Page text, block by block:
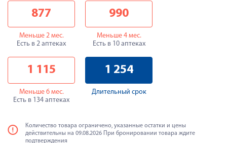
877
Меньше 2 мес.
Есть в 2 аптеках
990
Меньше 4 мес.
Есть в 10 аптеках
1 115
Меньше 6 мес.
Есть в 134 аптеках
1 254
Длительный срок
Количество товара ограничено, указанные остатки и цены
действительны на 09.08.2026 При бронировании товара ждите
подтверждения